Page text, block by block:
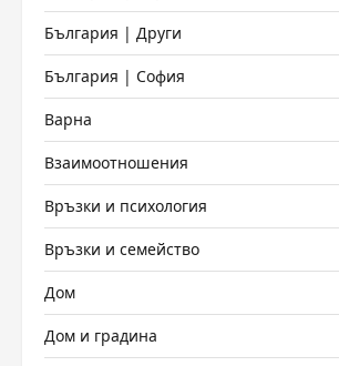
България | Други
България | София
Варна
Взаимоотношения
Връзки и психология
Връзки и семейство
Дом
Дом и градина